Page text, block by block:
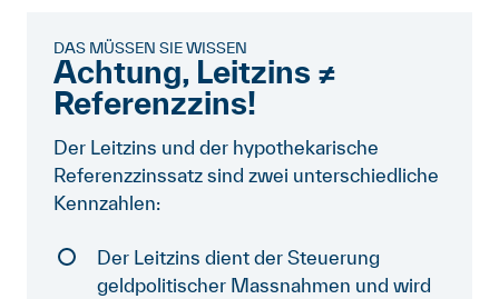
DAS MÜSSEN SIE WISSEN
Achtung, Leitzins ≠
Referenzzins!
Der Leitzins und der hypothekarische
Referenzzinssatz sind zwei unterschiedliche
Kennzahlen:
Der Leitzins dient der Steuerung
geldpolitischer Massnahmen und wird